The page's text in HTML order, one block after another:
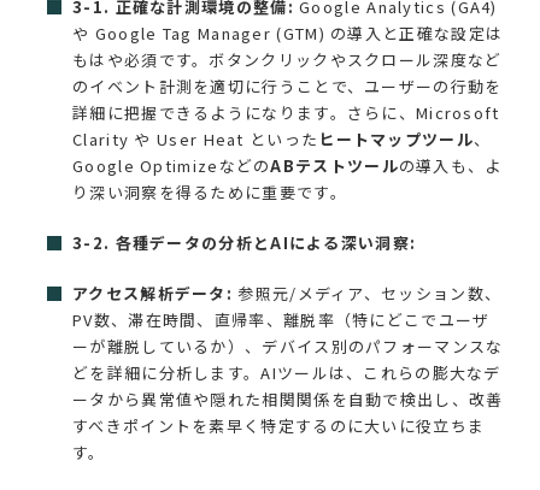
3-1. 正確な計測環境の整備: Google Analytics (GA4)
や Google Tag Manager (GTM) の導入と正確な設定は
もはや必須です。ボタンクリックやスクロール深度など
のイベント計測を適切に行うことで、ユーザーの行動を
詳細に把握できるようになります。さらに、Microsoft
Clarity や User Heat といった ヒートマップツール、
Google OptimizeなどのABテストツールの導入も、よ
り深い洞察を得るために重要です。
3-2. 各種データの分析とAIによる深い洞察:
アクセス解析データ: 参照元/メディア、セッション数、
PV数、滞在時間、直帰率、離脱率（特にどこでユーザ
ーが離脱しているか）、デバイス別のパフォーマンスな
どを詳細に分析します。AIツールは、これらの膨大なデ
ータから異常値や隠れた相関関係を自動で検出し、改善
すべきポイントを素早く特定するのに大いに役立ちま
す。